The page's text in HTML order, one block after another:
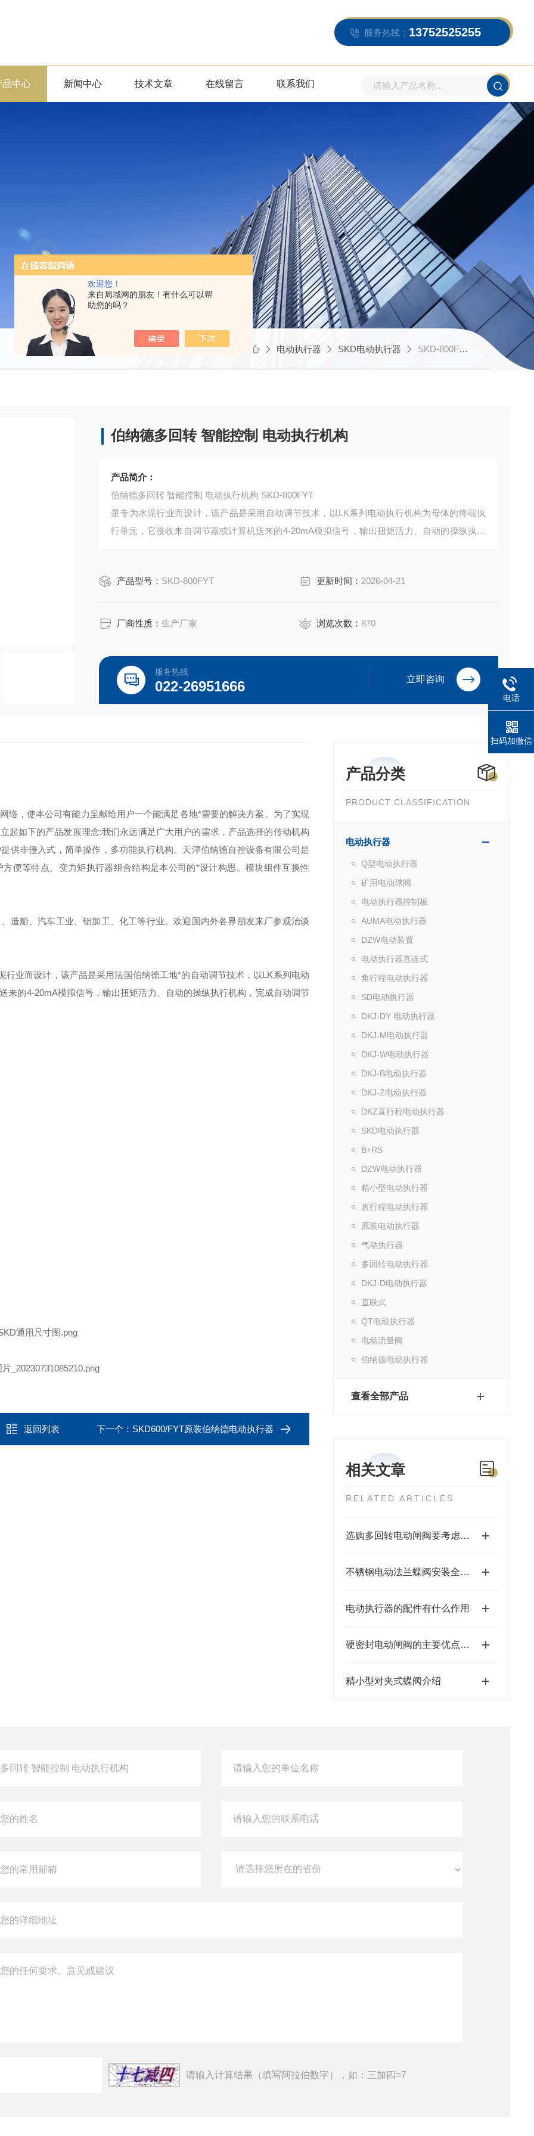
欢迎您！
来自局域网的朋友！有什么可以帮
助您的吗？
服务热线： 13752525255
品中心 新闻中心 技术文章 在线留言 联系我们
当前位置：首页 产品中心 电动执行器 SKD电动执行器 SKD-800FYT伯纳德多回转 智能控制 电动执行机构
伯纳德多回转 智能控制 电动执行机构
产品简介：
伯纳德多回转 智能控制 电动执行机构 SKD-800FYT
是专为水泥行业而设计，该产品是采用自动调节技术，以LK系列电动执行机构为母体的终端执
行单元，它接收来自调节器或计算机送来的4-20mA模拟信号，输出扭矩活力、自动的操纵执行
产品型号： SKD-800FYT 更新时间： 2026-04-21
厂商性质：生产厂家 浏览次数：870
服务热线
022-26951666 立即咨询
产品分类
PRODUCT CLASSIFICATION
电动执行器
Q型电动执行器
矿用电动球阀
电动执行器控制板
AUMA电动执行器
DZW电动装置
电动执行器直连式
角行程电动执行器
SD电动执行器
DKJ-DY 电动执行器
DKJ-M电动执行器
DKJ-W电动执行器
DKJ-B电动执行器
DKJ-Z电动执行器
DKZ直行程电动执行器
SKD电动执行器
B+RS
DZW电动执行器
精小型电动执行器
直行程电动执行器
原装电动执行器
气动执行器
多回转电动执行器
DKJ-D电动执行器
直联式
QT电动执行器
电动流量阀
伯纳德电动执行器
查看全部产品
相关文章
RELATED ARTICLES
选购多回转电动闸阀要考虑哪些方面
不锈钢电动法兰蝶阀安装全流程
电动执行器的配件有什么作用
硬密封电动闸阀的主要优点和使用工作环境要求
精小型对夹式蝶阀介绍
络，使本公司有能力呈献给用户一个能满足各地*需要的解决方案。为了实现
起如下的产品发展理念:我们永远满足广大用户的需求，产品选择的传动机构
供非侵入式，简单操作，多功能执行机构。天津伯纳德自控设备有限公司是
便等特点。变力矩执行器组合结构是本公司的*设计构思。模块组件互换性
造船、汽车工业、铝加工、化工等行业。欢迎国内外各界朋友来厂参观治谈
行业而设计，该产品是采用法国伯纳德工地*的自动调节技术，以LK系列电动
来的4-20mA模拟信号，输出扭矩活力、自动的操纵执行机构，完成自动调节
返回列表 下一个： SKD600/FYT原装伯纳德电动执行器
请输入计算结果（填写阿拉伯数字），如：三加四=7
电话
扫码加微信